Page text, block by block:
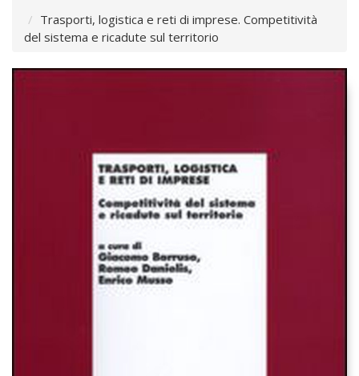
Trasporti, logistica e reti di imprese. Competitività
del sistema e ricadute sul territorio